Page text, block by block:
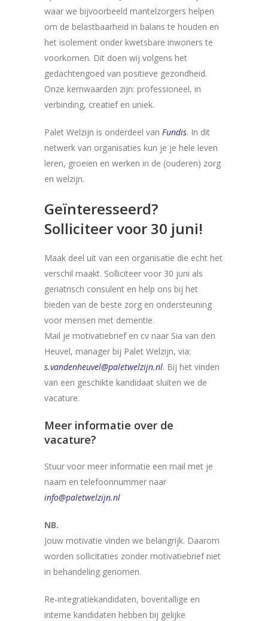
waar we bijvoorbeeld mantelzorgers helpen
om de belastbaarheid in balans te houden en
het isolement onder kwetsbare inwoners te
voorkomen. Dit doen wij volgens het
gedachtengoed van positieve gezondheid.
Onze kernwaarden zijn: professioneel, in
verbinding, creatief en uniek.
Palet Welzijn is onderdeel van Fundis. In dit
netwerk van organisaties kun je je hele leven
leren, groeien en werken in de (ouderen) zorg
en welzijn.
Geïnteresseerd?
Solliciteer voor 30 juni!
Maak deel uit van een organisatie die echt het
verschil maakt. Solliciteer voor 30 juni als
geriatrisch consulent en help ons bij het
bieden van de beste zorg en ondersteuning
voor mensen met dementie.
Mail je motivatiebrief en cv naar Sia van den
Heuvel, manager bij Palet Welzijn, via:
s.vandenheuvel@paletwelzijn.nl. Bij het vinden
van een geschikte kandidaat sluiten we de
vacature.
Meer informatie over de
vacature?
Stuur voor meer informatie een mail met je
naam en telefoonnummer naar
info@paletwelzijn.nl
NB.
Jouw motivatie vinden we belangrijk. Daarom
worden sollicitaties zonder motivatiebrief niet
in behandeling genomen.
Re-integratiekandidaten, boventallige en
interne kandidaten hebben bij gelijke